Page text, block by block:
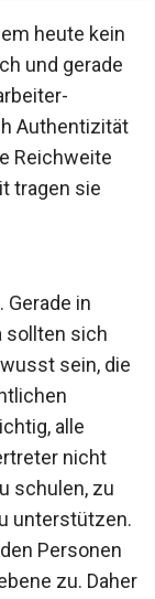
heute kein
und gerade
Authentizität
Reichweite
tragen sie
in
sollten sich
sein, die
alle
nicht
schulen, zu
unterstützen.
Personen
zu. Daher